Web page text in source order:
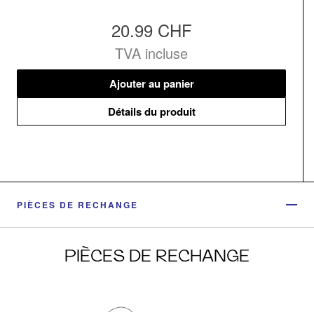
20.99 CHF
TVA incluse
Ajouter au panier
Détails du produit
PIÈCES DE RECHANGE
PIÈCES DE RECHANGE